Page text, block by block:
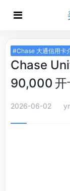
#Chase 大通信用卡
Chase
90,000 开
2026-06-02